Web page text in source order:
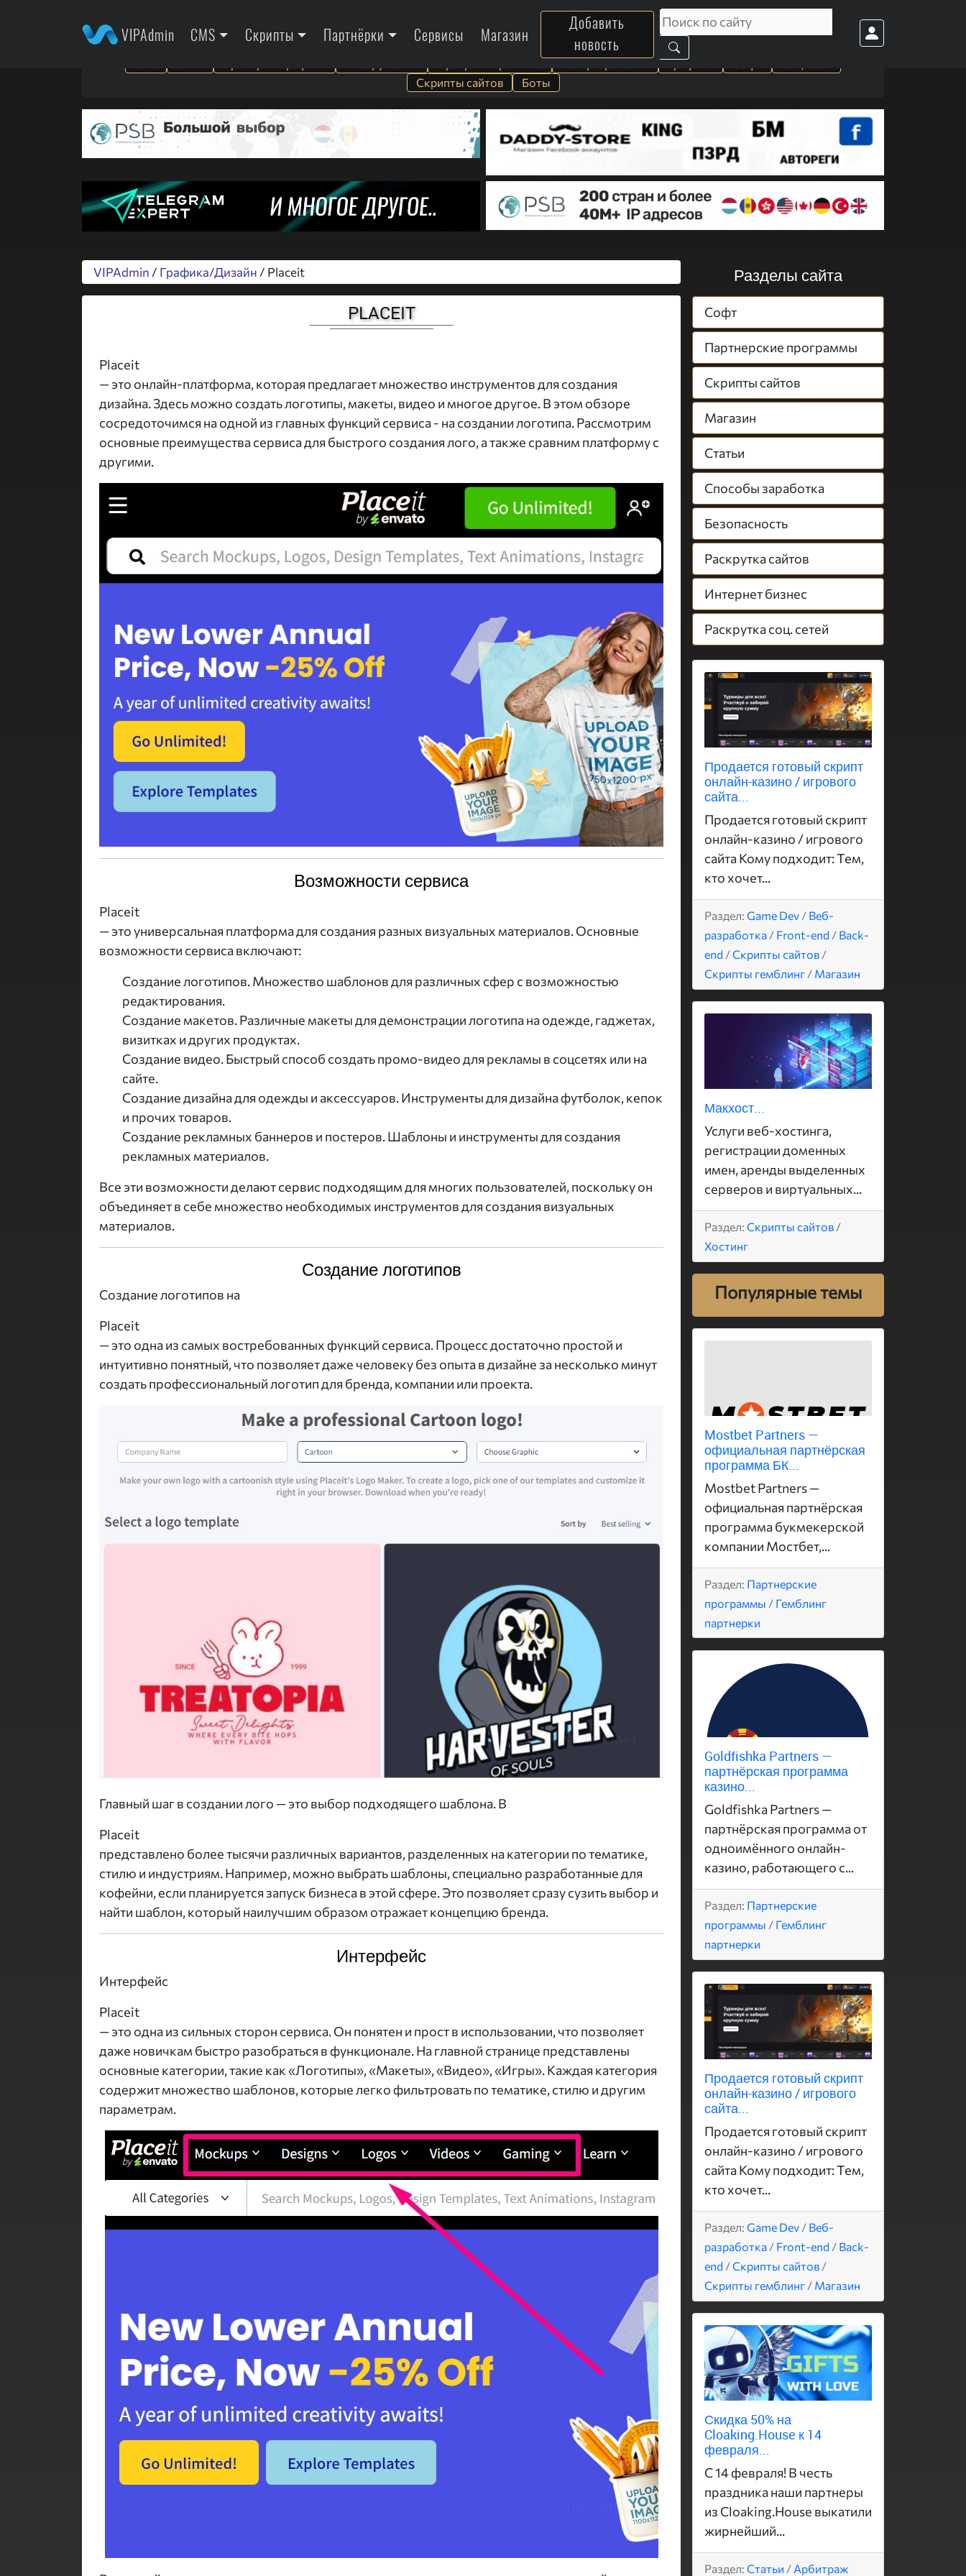
VIPAdmin CMS Скрипты Партнёрки Сервисы Магазин
Добавить
новость
Графика
Скрипты сайтов
Боты
VIPAdmin / Графика/Дизайн / Placeit
PLACEIT
Placeit
— это онлайн-платформа, которая предлагает множество инструментов для создания
дизайна. Здесь можно создать логотипы, макеты, видео и многое другое. В этом обзоре
сосредоточимся на одной из главных функций сервиса - на создании логотипа. Рассмотрим
основные преимущества сервиса для быстрого создания лого, а также сравним платформу с
другими.
Возможности сервиса
Placeit
— это универсальная платформа для создания разных визуальных материалов. Основные
возможности сервиса включают:
Создание логотипов. Множество шаблонов для различных сфер с возможностью
редактирования.
Создание макетов. Различные макеты для демонстрации логотипа на одежде, гаджетах,
визитках и других продуктах.
Создание видео. Быстрый способ создать промо-видео для рекламы в соцсетях или на
сайте.
Создание дизайна для одежды и аксессуаров. Инструменты для дизайна футболок, кепок
и прочих товаров.
Создание рекламных баннеров и постеров. Шаблоны и инструменты для создания
рекламных материалов.
Все эти возможности делают сервис подходящим для многих пользователей, поскольку он
объединяет в себе множество необходимых инструментов для создания визуальных
материалов.
Создание логотипов
Создание логотипов на
Placeit
— это одна из самых востребованных функций сервиса. Процесс достаточно простой и
интуитивно понятный, что позволяет даже человеку без опыта в дизайне за несколько минут
создать профессиональный логотип для бренда, компании или проекта.
Главный шаг в создании лого — это выбор подходящего шаблона. В
Placeit
представлено более тысячи различных вариантов, разделенных на категории по тематике,
стилю и индустриям. Например, можно выбрать шаблоны, специально разработанные для
кофейни, если планируется запуск бизнеса в этой сфере. Это позволяет сразу сузить выбор и
найти шаблон, который наилучшим образом отражает концепцию бренда.
Интерфейс
Интерфейс
Placeit
— это одна из сильных сторон сервиса. Он понятен и прост в использовании, что позволяет
даже новичкам быстро разобраться в функционале. На главной странице представлены
основные категории, такие как «Логотипы», «Макеты», «Видео», «Игры». Каждая категория
содержит множество шаблонов, которые легко фильтровать по тематике, стилю и другим
параметрам.
Разделы сайта
Софт
Партнерские программы
Скрипты сайтов
Магазин
Статьи
Способы заработка
Безопасность
Раскрутка сайтов
Интернет бизнес
Раскрутка соц. сетей
Продается готовый скрипт
онлайн-казино / игрового
сайта...
Продается готовый скрипт
онлайн-казино / игрового
сайта Кому подходит: Тем,
кто хочет...
Раздел: Game Dev / Веб-
разработка / Front-end / Back-
end /Скрипты сайтов /
Скрипты гемблинг / Магазин
Макхост...
Услуги веб-хостинга,
регистрации доменных
имен, аренды выделенных
серверов и виртуальных...
Раздел: Скрипты сайтов /
Хостинг
Популярные темы
Mostbet Partners —
официальная партнёрская
программа БК...
Mostbet Partners —
официальная партнёрская
программа букмекерской
компании Мостбет,...
Раздел: Партнерские
программы / Гемблинг
партнерки
Goldfishka Partners —
партнёрская программа
казино...
Goldfishka Partners —
партнёрская программа от
одноимённого онлайн-
казино, работающего с...
Раздел: Партнерские
программы / Гемблинг
партнерки
Продается готовый скрипт
онлайн-казино / игрового
сайта...
Продается готовый скрипт
онлайн-казино / игрового
сайта Кому подходит: Тем,
кто хочет...
Раздел: Game Dev / Веб-
разработка / Front-end / Back-
end /Скрипты сайтов /
Скрипты гемблинг / Магазин
Скидка 50% на
Cloaking.House к 14
февраля...
С 14 февраля! В честь
праздника наши партнеры
из Cloaking.House выкатили
жирнейший...
Раздел: Статьи / Арбитраж